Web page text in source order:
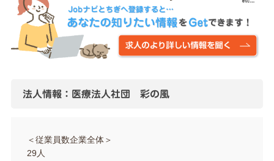
法人情報：医療法人社団 彩の風
＜従業員数企業全体＞
29人